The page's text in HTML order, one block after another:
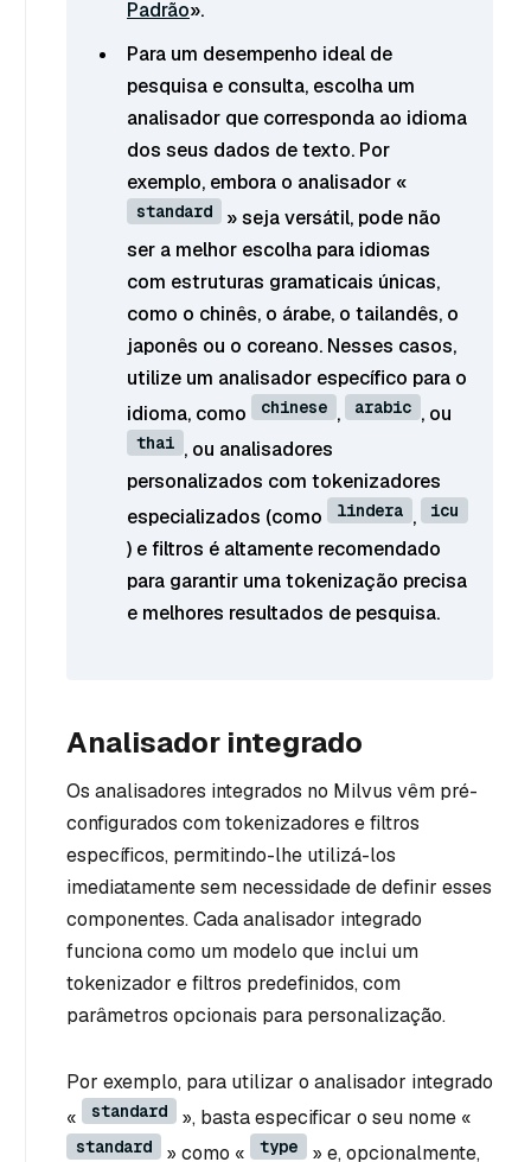
Padrão».
Para um desempenho ideal de
pesquisa e consulta, escolha um
analisador que corresponda ao idioma
dos seus dados de texto. Por
exemplo, embora o analisador «
standard
» seja versátil, pode não
ser a melhor escolha para idiomas
com estruturas gramaticais únicas,
como o chinês, o árabe, o tailandês, o
japonês ou o coreano. Nesses casos,
utilize um analisador específico para o
idioma, como
chinese , arabic , ou
thai , ou analisadores
personalizados com tokenizadores
especializados (como
lindera , icu
) e filtros é altamente recomendado
para garantir uma tokenização precisa
e melhores resultados de pesquisa.
Analisador integrado
Os analisadores integrados no Milvus vêm pré-
configurados com tokenizadores e filtros
específicos, permitindo-lhe utilizá-los
imediatamente sem necessidade de definir esses
componentes. Cada analisador integrado
funciona como um modelo que inclui um
tokenizador e filtros predefinidos, com
parâmetros opcionais para personalização.
Por exemplo, para utilizar o analisador integrado
«
standard », basta especificar o seu nome «
standard » como « type
» e, opcionalmente,